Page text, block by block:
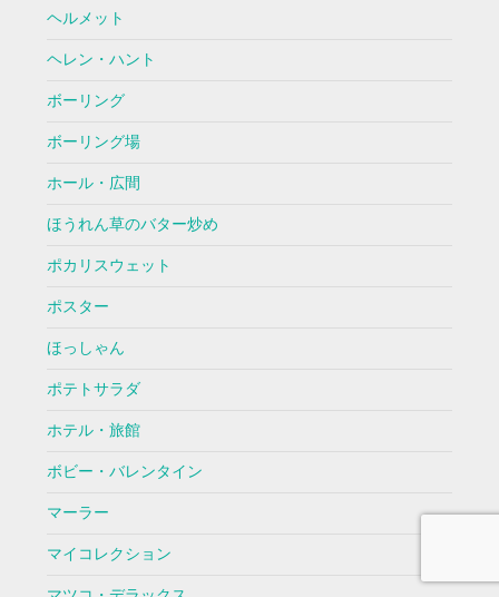
ヘルメット
ヘレン・ハント
ボーリング
ボーリング場
ホール・広間
ほうれん草のバター炒め
ポカリスウェット
ポスター
ほっしゃん
ポテトサラダ
ホテル・旅館
ボビー・バレンタイン
マーラー
マイコレクション